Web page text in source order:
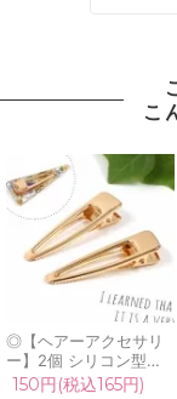
こ
◎【ヘアーアクセサリ
ー】2個 シリコン型対
応ヘアクリップ トライ
150円(税込165円)